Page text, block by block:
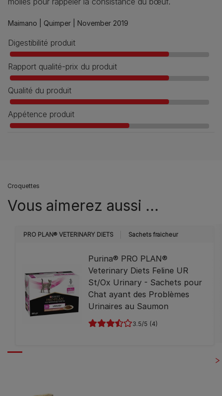
Maimano | Quimper | November 2019
Digestibilité produit
Rapport qualité-prix du produit
Qualité du produit
Appétence produit
Croquettes
Vous aimerez aussi …
PRO PLAN® VETERINARY DIETS Sachets fraicheur
Purina® PRO PLAN®
Veterinary Diets Feline UR
St/Ox Urinary - Sachets pour
Chat ayant des Problèmes
Urinaires au Saumon
3.5 (4)